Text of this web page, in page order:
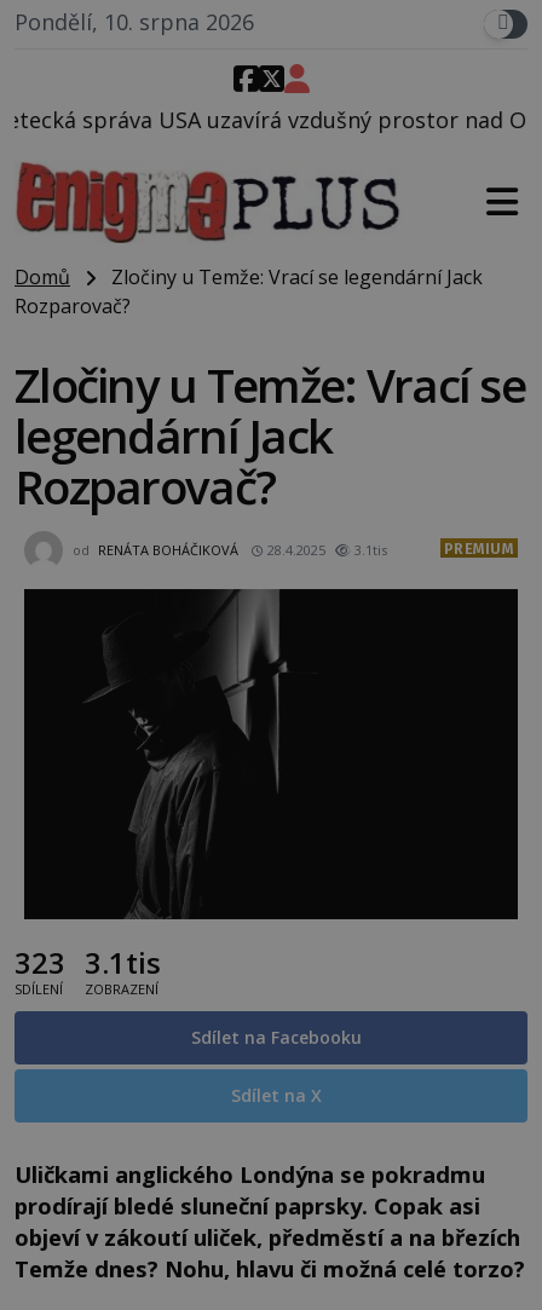
Pondělí, 10. srpna 2026
vzdušný prostor nad Oblastí 51, mohlo to
Domů
Zločiny u Temže: Vrací se legendární Jack
Rozparovač?
Zločiny u Temže: Vrací se
legendární Jack
Rozparovač?
od RENÁTA BOHÁČIKOVÁ 28.4.2025 3.1tis PREMIUM
323
SDÍLENÍ
3.1tis
ZOBRAZENÍ
Sdílet na Facebooku
Sdílet na X
Uličkami anglického Londýna se pokradmu
prodírají bledé sluneční paprsky. Copak asi
objeví v zákoutí uliček, předměstí a na březích
Temže dnes? Nohu, hlavu či možná celé torzo?